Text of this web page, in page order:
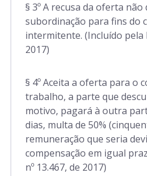
§ 3º A recusa da oferta não
subordinação para fins do
intermitente. (Incluído pela
2017)
§ 4º Aceita a oferta para o
trabalho, a parte que
motivo, pagará à outra
dias, multa de 50%
remuneração que seria
compensação em igual
nº 13.467, de 2017)